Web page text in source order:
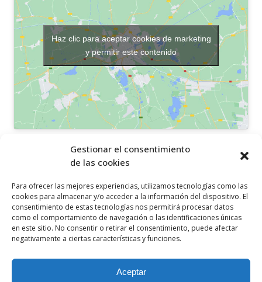
Gestionar el consentimiento
de las cookies
Para ofrecer las mejores experiencias, utilizamos tecnologías como las
cookies para almacenar y/o acceder a la información del dispositivo. El
consentimiento de estas tecnologías nos permitirá procesar datos
como el comportamiento de navegación o las identificaciones únicas
en este sitio. No consentir o retirar el consentimiento, puede afectar
negativamente a ciertas características y funciones.
Aceptar
Haz clic para aceptar cookies de marketing
y permitir este contenido
OTROS ENLACES
Política de cookies
Aviso legal
Canal ético
SÍGUENOS EN